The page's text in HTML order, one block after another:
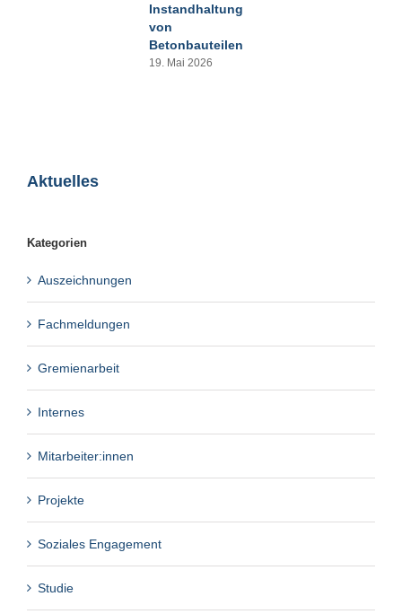
Instandhaltung
von
Betonbauteilen
19. Mai 2026
Aktuelles
Kategorien
Auszeichnungen
Fachmeldungen
Gremienarbeit
Internes
Mitarbeiter:innen
Projekte
Soziales Engagement
Studie